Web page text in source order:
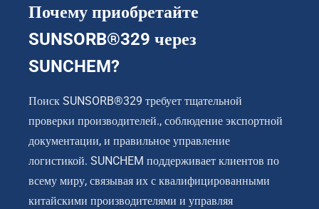
Почему приобретайте
SUNSORB®329 через
SUNCHEM?
Поиск SUNSORB®329 требует тщательной
проверки производителей., соблюдение экспортной
документации, и правильное управление
логистикой. SUNCHEM поддерживает клиентов по
всему миру, связывая их с квалифицированными
китайскими производителями и управляя